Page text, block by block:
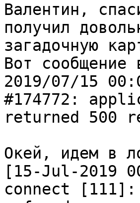
Валентин,
получил
загадочную
Вот
2019/07/15
#174772:
returned 500
Окей, идем в
[15-Jul-2019
connect [111]: